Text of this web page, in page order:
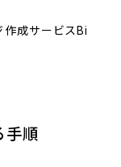
作成サービスBi
手順